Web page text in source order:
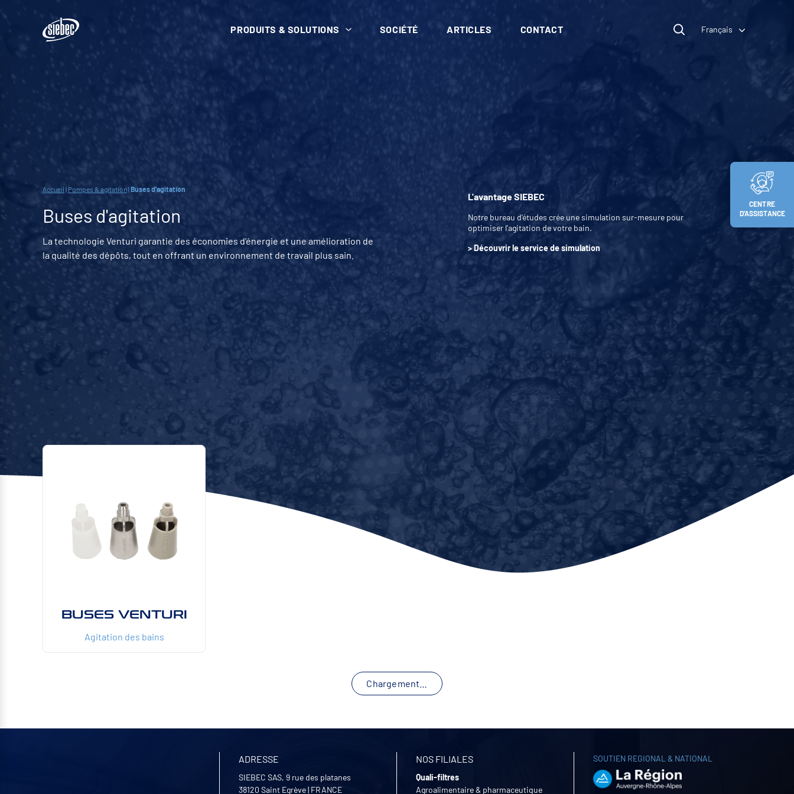
CENTRE
D’ASSISTANCE
PRODUITS & SOLUTIONS SOCIÉTÉ ARTICLES CONTACT Français
Accueil | Pompes & agitation|Buses d'agitation
Buses d'agitation
La technologie Venturi garantie des économies d’énergie et une amélioration de
la qualité des dépôts, tout en offrant un environnement de travail plus sain.
L'avantage SIEBEC
Notre bureau d'études crée une simulation sur-mesure pour
optimiser l'agitation de votre bain.
> Découvrir le service de simulation
BUSES VENTURI
Agitation des bains
Chargement…
ADRESSE
SIEBEC SAS, 9 rue des platanes
38120 Saint Egrève| FRANCE
NOS FILIALES
Quali-filtres
Agroalimentaire & pharmaceutique
SOUTIEN REGIONAL & NATIONAL